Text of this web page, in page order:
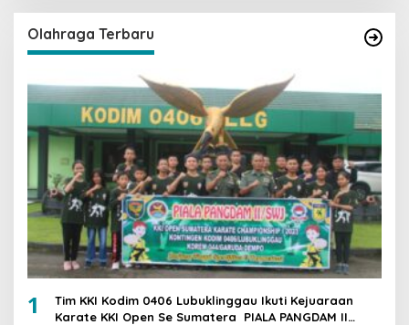
Olahraga Terbaru
1
Tim KKI Kodim 0406 Lubuklinggau Ikuti Kejuaraan
Karate KKI Open Se Sumatera PIALA PANGDAM II